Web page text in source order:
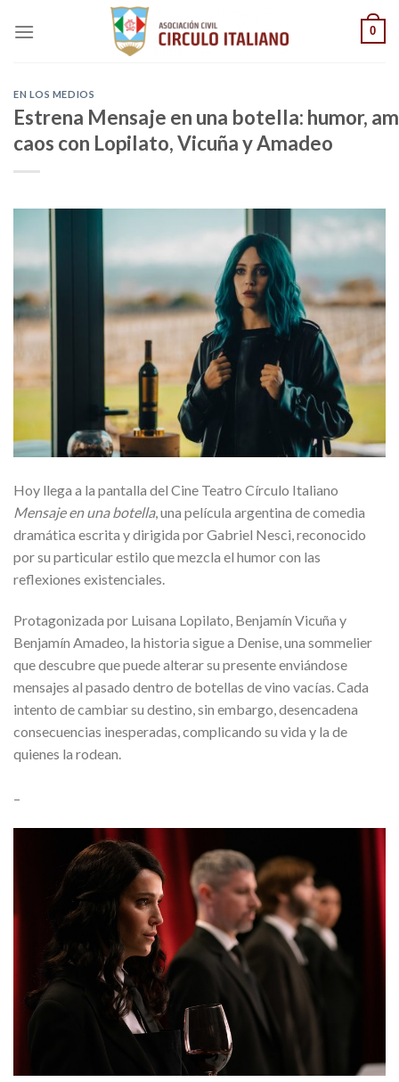
0
EN LOS MEDIOS
Estrena Mensaje en una botella: humor,
caos con Lopilato, Vicuña y Amadeo
Hoy llega a la pantalla del Cine Teatro Círculo Italiano
Mensaje en una botella, una película argentina de comedia
dramática escrita y dirigida por Gabriel Nesci, reconocido
por su particular estilo que mezcla el humor con las
reflexiones existenciales.
Protagonizada por Luisana Lopilato, Benjamín Vicuña y
Benjamín Amadeo, la historia sigue a Denise, una sommelier
que descubre que puede alterar su presente enviándose
mensajes al pasado dentro de botellas de vino vacías. Cada
intento de cambiar su destino, sin embargo, desencadena
consecuencias inesperadas, complicando su vida y la de
quienes la rodean.
–